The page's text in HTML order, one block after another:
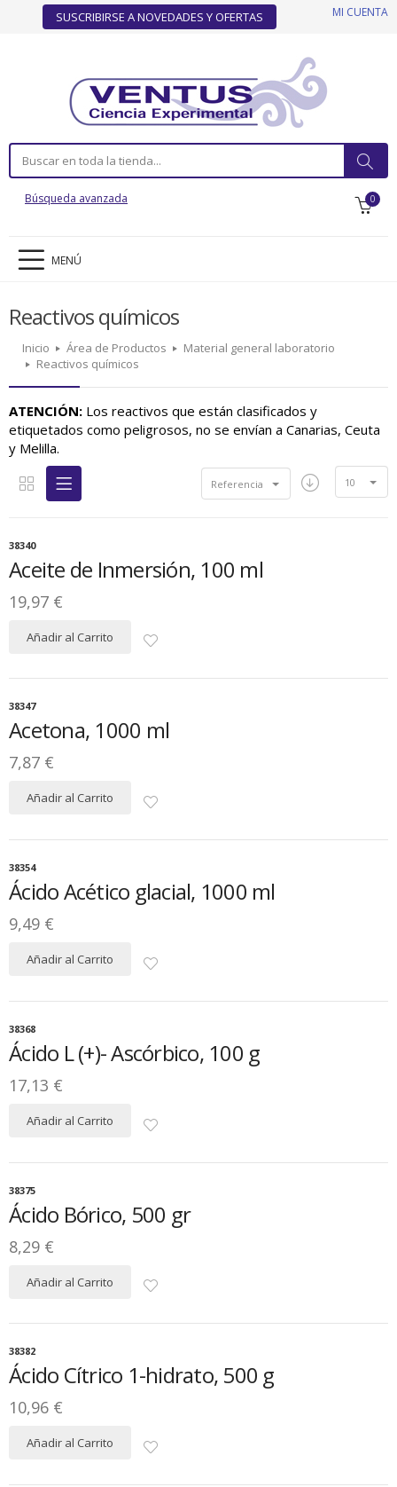
SUSCRIBIRSE A NOVEDADES Y OFERTAS MI CUENTA
Búsqueda avanzada 0
MENÚ
Reactivos químicos
Inicio Área de Productos
Material general laboratorio
Reactivos químicos
ATENCIÓN: Los reactivos que están clasificados y
etiquetados como peligrosos, no se envían a Canarias, Ceuta
y Melilla.
10
Referencia
38340
Aceite de Inmersión, 100 ml
19,97 €
Añadir al Carrito
38347
Acetona, 1000 ml
7,87 €
Añadir al Carrito
38354
Ácido Acético glacial, 1000 ml
9,49 €
Añadir al Carrito
38368
Ácido L (+)- Ascórbico, 100 g
17,13 €
Añadir al Carrito
38375
Ácido Bórico, 500 gr
8,29 €
Añadir al Carrito
38382
Ácido Cítrico 1-hidrato, 500 g
10,96 €
Añadir al Carrito